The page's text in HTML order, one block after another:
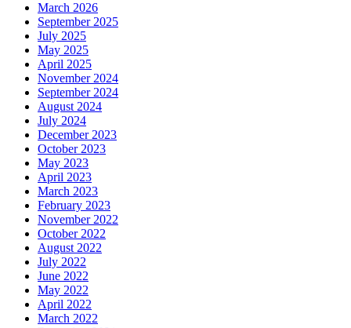
March 2026
September 2025
July 2025
May 2025
April 2025
November 2024
September 2024
August 2024
July 2024
December 2023
October 2023
May 2023
April 2023
March 2023
February 2023
November 2022
October 2022
August 2022
July 2022
June 2022
May 2022
April 2022
March 2022